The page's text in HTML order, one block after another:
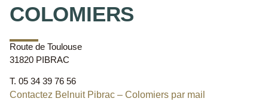
COLOMIERS
Route de Toulouse
31820 PIBRAC
T. 05 34 39 76 56
Contactez Belnuit Pibrac – Colomiers par mail